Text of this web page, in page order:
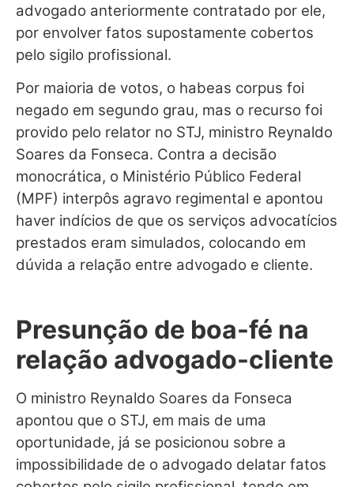
advogado anteriormente contratado por ele,
por envolver fatos supostamente cobertos
pelo sigilo profissional.
Por maioria de votos, o habeas corpus foi
negado em segundo grau, mas o recurso foi
provido pelo relator no STJ, ministro Reynaldo
Soares da Fonseca. Contra a decisão
monocrática, o Ministério Público Federal
(MPF) interpôs agravo regimental e apontou
haver indícios de que os serviços advocatícios
prestados eram simulados, colocando em
dúvida a relação entre advogado e cliente.
Presunção de boa-fé na
relação advogado-cliente
O ministro Reynaldo Soares da Fonseca
apontou que o STJ, em mais de uma
oportunidade, já se posicionou sobre a
impossibilidade de o advogado delatar fatos